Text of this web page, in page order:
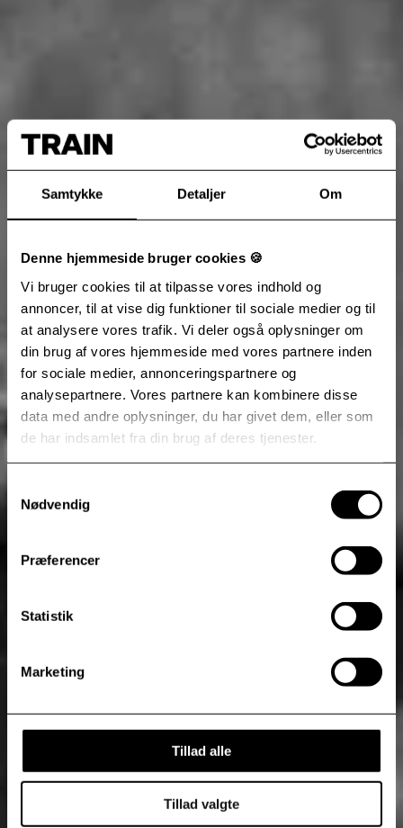
Samtykke Detaljer Om
Denne hjemmeside bruger cookies 🍪
Vi bruger cookies til at tilpasse vores indhold og
annoncer, til at vise dig funktioner til sociale medier og til
at analysere vores trafik. Vi deler også oplysninger om
din brug af vores hjemmeside med vores partnere inden
for sociale medier, annonceringspartnere og
analysepartnere. Vores partnere kan kombinere disse
data med andre oplysninger, du har givet dem, eller som
de har indsamlet fra din brug af deres tjenester.
Nødvendig
Præferencer
Statistik
Marketing
Tillad alle
Tillad valgte